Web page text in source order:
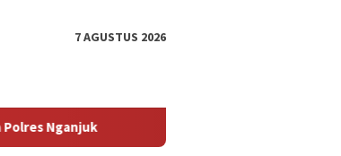
7 AGUSTUS 2026
Penyelidikan Cermat Berbuah Hasil, Polisi